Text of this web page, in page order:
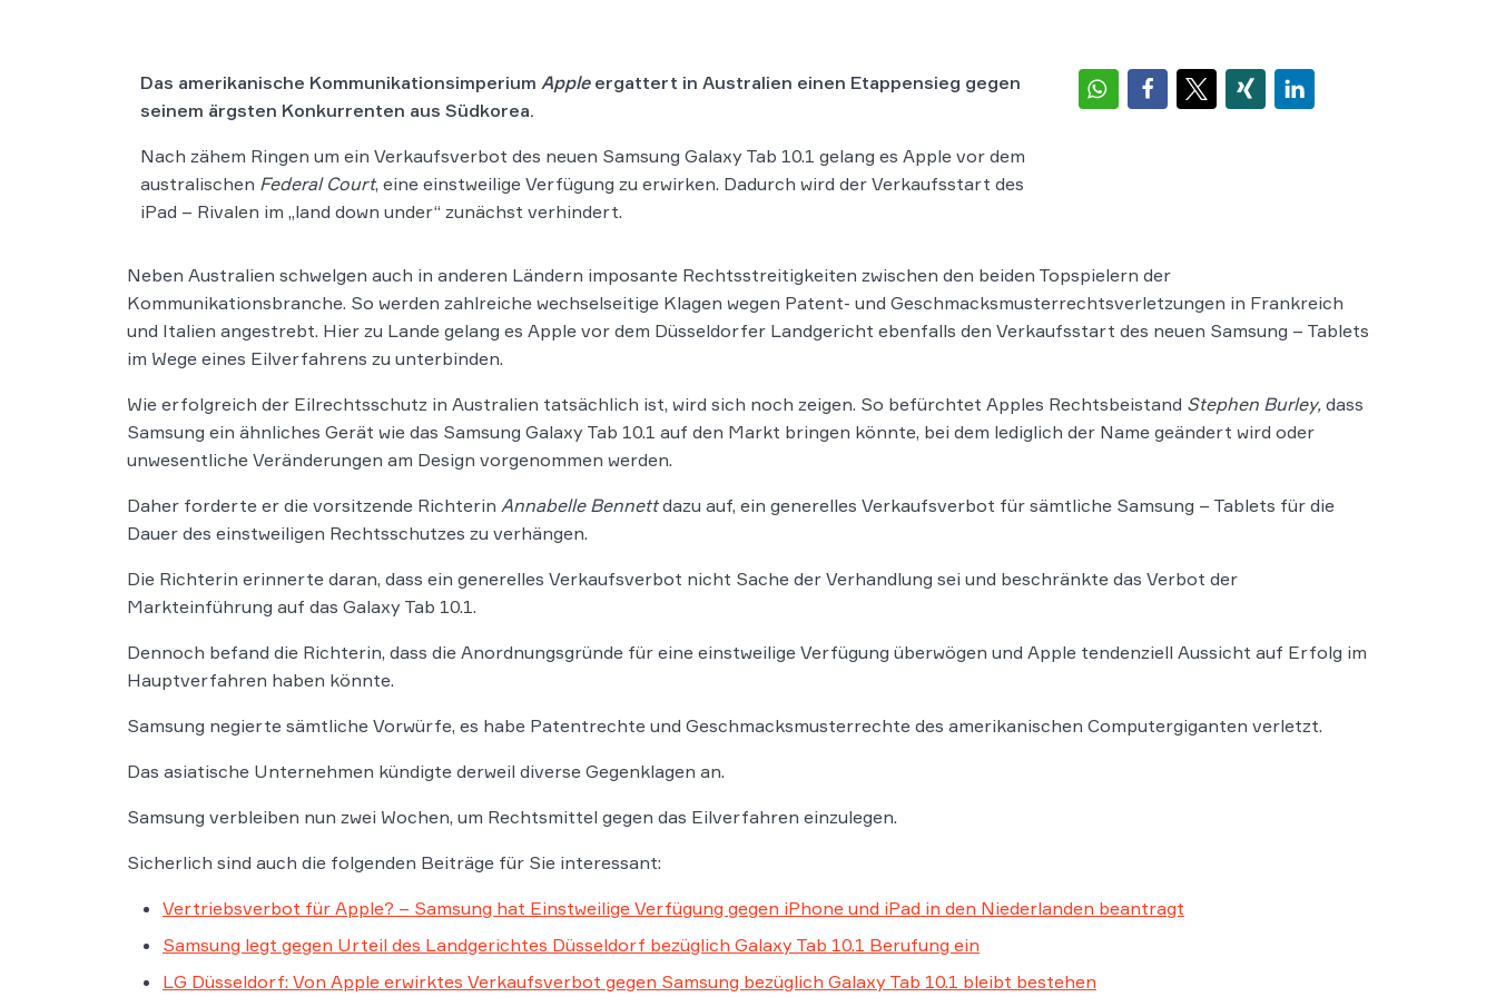
Das amerikanische Kommunikationsimperium Apple ergattert in Australien einen Etappensieg gegen
seinem ärgsten Konkurrenten aus Südkorea.
Nach zähem Ringen um ein Verkaufsverbot des neuen Samsung Galaxy Tab 10.1 gelang es Apple vor dem
australischen Federal Court, eine einstweilige Verfügung zu erwirken. Dadurch wird der Verkaufsstart des
iPad – Rivalen im „land down under“ zunächst verhindert.
Neben Australien schwelgen auch in anderen Ländern imposante Rechtsstreitigkeiten zwischen den beiden Topspielern der
Kommunikationsbranche. So werden zahlreiche wechselseitige Klagen wegen Patent- und Geschmacksmusterrechtsverletzungen in Frankreich
und Italien angestrebt. Hier zu Lande gelang es Apple vor dem Düsseldorfer Landgericht ebenfalls den Verkaufsstart des neuen Samsung – Tablets
im Wege eines Eilverfahrens zu unterbinden.
Wie erfolgreich der Eilrechtsschutz in Australien tatsächlich ist, wird sich noch zeigen. So befürchtet Apples Rechtsbeistand Stephen Burley, dass
Samsung ein ähnliches Gerät wie das Samsung Galaxy Tab 10.1 auf den Markt bringen könnte, bei dem lediglich der Name geändert wird oder
unwesentliche Veränderungen am Design vorgenommen werden.
Daher forderte er die vorsitzende Richterin Annabelle Bennettdazu auf, ein generelles Verkaufsverbot für sämtliche Samsung – Tablets für die
Dauer des einstweiligen Rechtsschutzes zu verhängen.
Die Richterin erinnerte daran, dass ein generelles Verkaufsverbot nicht Sache der Verhandlung sei und beschränkte das Verbot der
Markteinführung auf das Galaxy Tab 10.1.
Dennoch befand die Richterin, dass die Anordnungsgründe für eine einstweilige Verfügung überwögen und Apple tendenziell Aussicht auf Erfolg im
Hauptverfahren haben könnte.
Samsung negierte sämtliche Vorwürfe, es habe Patentrechte und Geschmacksmusterrechte des amerikanischen Computergiganten verletzt.
Das asiatische Unternehmen kündigte derweil diverse Gegenklagen an.
Samsung verbleiben nun zwei Wochen, um Rechtsmittel gegen das Eilverfahren einzulegen.
Sicherlich sind auch die folgenden Beiträge für Sie interessant:
Vertriebsverbot für Apple? – Samsung hat Einstweilige Verfügung gegen iPhone und iPad in den Niederlanden beantragt
Samsung legt gegen Urteil des Landgerichtes Düsseldorf bezüglich Galaxy Tab 10.1 Berufung ein
LG Düsseldorf: Von Apple erwirktes Verkaufsverbot gegen Samsung bezüglich Galaxy Tab 10.1 bleibt bestehen